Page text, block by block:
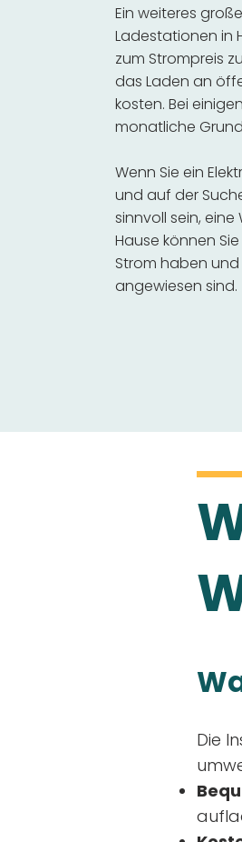
Ein weiteres
Ladestationen in
zum Strompreis
das Laden an
kosten. Bei
monatliche
Wenn Sie ein
und auf der
sinnvoll sein, eine
Hause können
Strom haben
angewiesen sind.
Die